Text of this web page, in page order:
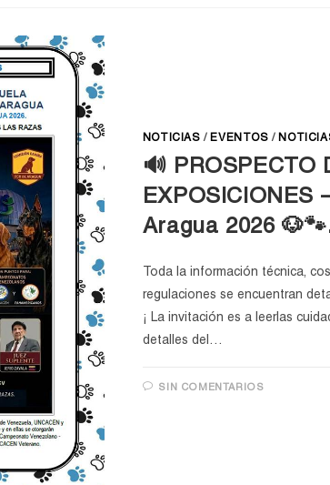
NOTICIAS / EVENTOS /
🔊 PROSPECTO
EXPOSICIONES
Aragua 2026
Toda la información técnica,
regulaciones se encuentran
¡ La invitación es a leerlas
detalles del…
SIN COMENTARIOS